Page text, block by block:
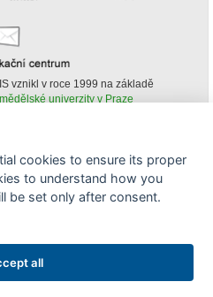
vznikl v roce 1999 na základě
univerzity v Praze
portálu AGRIS je možné
podmínky uvedení zdroje v podobě
publikace v AGRISu.
cookies to ensure its proper
to understand how you
be set only after consent.
all